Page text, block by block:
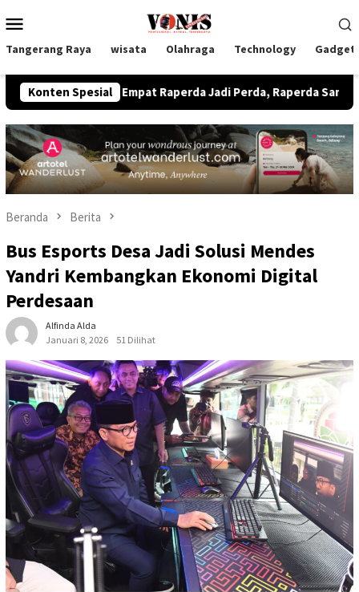
ke
Mobile
Tangerang Raya wisata Olahraga Technology
Konten Spesial
Empat Raperda Jadi Perda, Raperda Sampah Plastik
Beranda Berita
Bus Esports Desa Jadi Solusi Mendes
Yandri Kembangkan Ekonomi Digital
Perdesaan
Alfinda Alda
Januari 8, 2026
51 Dilihat